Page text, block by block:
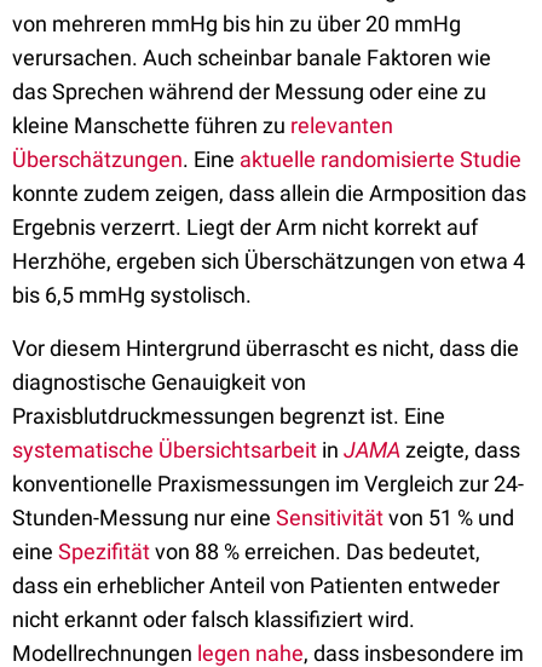
von mehreren mmHg bis hin zu über 20 mmHg
verursachen. Auch scheinbar banale Faktoren wie
das Sprechen während der Messung oder eine zu
kleine Manschette führen zu relevanten
Überschätzungen. Eine aktuelle randomisierte Studie
konnte zudem zeigen, dass allein die Armposition das
Ergebnis verzerrt. Liegt der Arm nicht korrekt auf
Herzhöhe, ergeben sich Überschätzungen von etwa 4
bis 6,5 mmHg systolisch.
Vor diesem Hintergrund überrascht es nicht, dass die
diagnostische Genauigkeit von
Praxisblutdruckmessungen begrenzt ist. Eine
systematische Übersichtsarbeit in JAMA zeigte, dass
konventionelle Praxismessungen im Vergleich zur 24-
Stunden-Messung nur eine Sensitivitätvon 51 % und
eine Spezifitätvon 88 % erreichen. Das bedeutet,
dass ein erheblicher Anteil von Patienten entweder
nicht erkannt oder falsch klassifiziert wird.
Modellrechnungen legen nahe, dass insbesondere im